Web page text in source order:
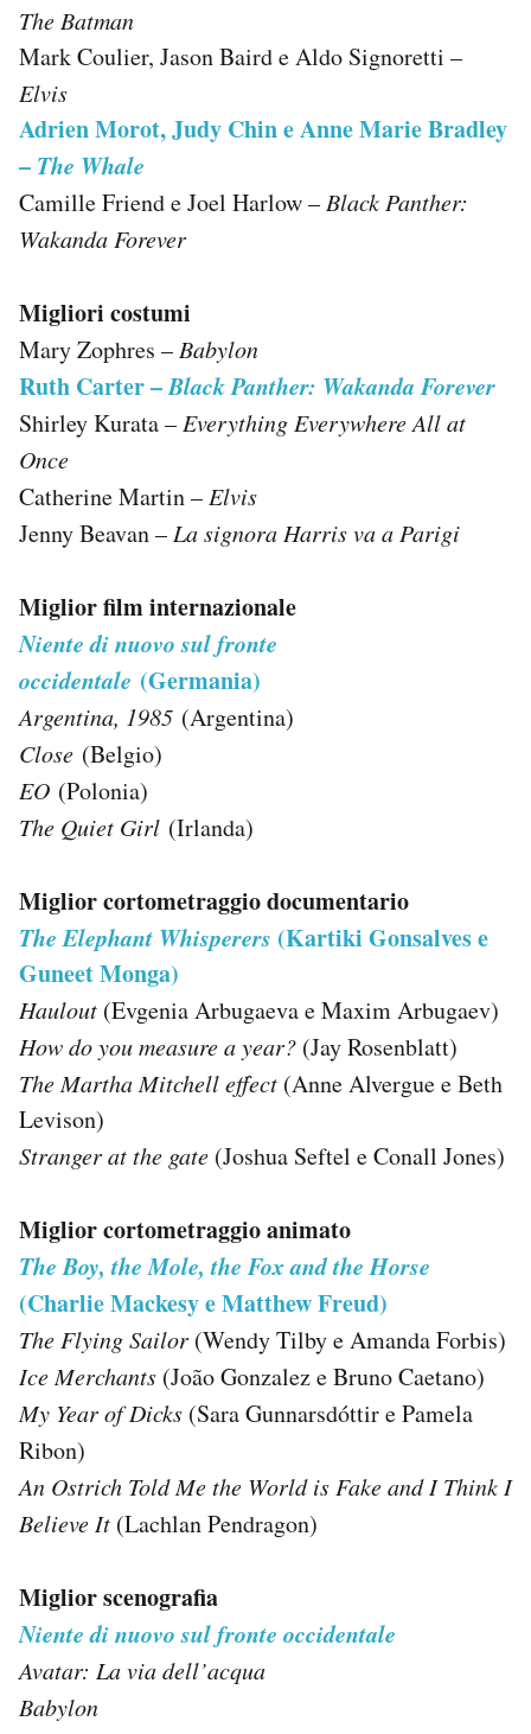
The Batman
Mark Coulier, Jason Baird e Aldo Signoretti –
Elvis
Adrien Morot, Judy Chin e Anne Marie Bradley
– The Whale
Camille Friend e Joel Harlow – Black Panther:
Wakanda Forever
Migliori costumi
Mary Zophres – Babylon
Ruth Carter –Black Panther: Wakanda Forever
Shirley Kurata – Everything Everywhere All at
Once
Catherine Martin – Elvis
Jenny Beavan – La signora Harris va a Parigi
Miglior film internazionale
Niente di nuovo sul fronte
occidentale (Germania)
Argentina, 1985 (Argentina)
Close (Belgio)
EO (Polonia)
The Quiet Girl (Irlanda)
Miglior cortometraggio documentario
The Elephant Whisperers (Kartiki Gonsalves e
Guneet Monga)
Haulout (Evgenia Arbugaeva e Maxim Arbugaev)
How do you measure a year? (Jay Rosenblatt)
The Martha Mitchell effect (Anne Alvergue e Beth
Levison)
Stranger at the gate (Joshua Seftel e Conall Jones)
Miglior cortometraggio animato
The Boy, the Mole, the Fox and the Horse
(Charlie Mackesy e Matthew Freud)
The Flying Sailor (Wendy Tilby e Amanda Forbis)
Ice Merchants (João Gonzalez e Bruno Caetano)
My Year of Dicks (Sara Gunnarsdóttir e Pamela
Ribon)
An Ostrich Told Me the World is Fake and I Think I
Believe It (Lachlan Pendragon)
Miglior scenografia
Niente di nuovo sul fronte occidentale
Avatar: La via dell’acqua
Babylon